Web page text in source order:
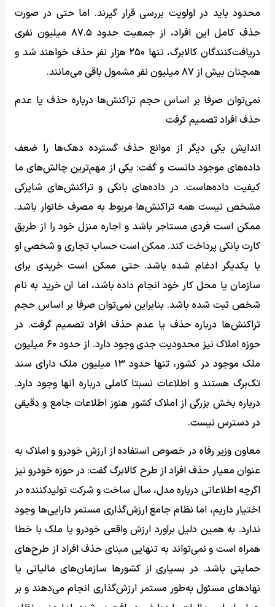
محدود باید در اولویت بررسی قرار گیرند. اما حتی در صورت
حذف کامل این افراد، از جمعیت حدود ۸۷.۵ میلیون نفری
دریافت‌کنندگان کالابرگ، تنها ۲۵۰ هزار نفر حذف خواهند شد و
همچنان بیش از ۸۷ میلیون نفر مشمول باقی می‌مانند.
نمی‌توان صرفا بر اساس حجم تراکنش‌ها درباره حذف یا عدم
حذف افراد تصمیم گرفت
اندایش یکی دیگر از موانع حذف گسترده دهک‌ها را ضعف
داده‌های موجود دانست و گفت: یکی از مهم‌ترین چالش‌های ما
کیفیت داده‌هاست. در داده‌های بانکی و تراکنش‌های شاپرکی
مشخص نیست همه تراکنش‌ها مربوط به مصرف خانوار باشد.
ممکن است فردی مستاجر باشد و اجاره منزل خود را از طریق
کارت بانکی پرداخت کند. ممکن است حساب تجاری و شخصی او
با یکدیگر ادغام شده باشد. حتی ممکن است خریدی برای
سازمان یا محل کار خود انجام داده باشد، اما آن خرید به نام
شخص ثبت شده باشد. بنابراین نمی‌توان صرفا بر اساس حجم
تراکنش‌ها درباره حذف یا عدم حذف افراد تصمیم گرفت. در
حوزه املاک نیز محدودیت جدی وجود دارد. از حدود ۶۰ میلیون
ملک موجود در کشور، تنها حدود ۱۳ میلیون ملک دارای سند
تک‌برگ هستند و اطلاعات نسبتا کاملی درباره آنها وجود دارد.
درباره بخش بزرگی از املاک کشور هنوز اطلاعات جامع و دقیقی
در دسترس نیست.
معاون وزیر رفاه در خصوص استفاده از ارزش خودرو و املاک به
عنوان معیار حذف افراد از طرح کالابرگ گفت: در حوزه خودرو نیز
اگرچه اطلاعاتی درباره مدل، سال ساخت و شرکت تولیدکننده در
اختیار داریم، اما نظام جامع ارزش‌گذاری مستمر دارایی‌ها وجود
ندارد. به همین دلیل برآورد ارزش واقعی خودرو یا ملک با خطا
همراه است و نمی‌تواند به تنهایی مبنای حذف افراد از طرح‌های
حمایتی باشد. در بسیاری از کشورها سازمان‌های مالیاتی یا
نهادهای مسئول به‌طور مستمر ارزش‌گذاری انجام می‌دهند و بر